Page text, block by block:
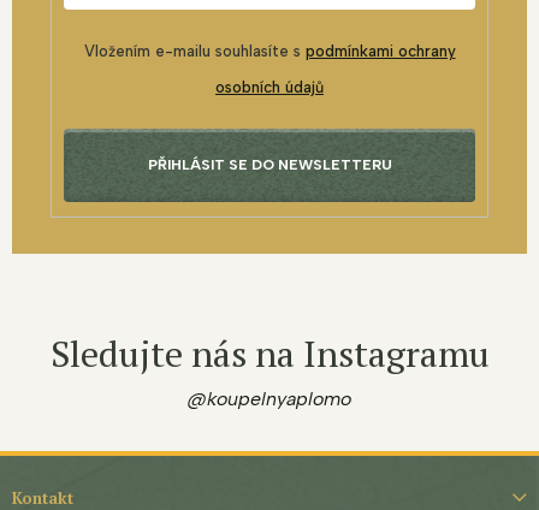
Vložením e-mailu souhlasíte s podmínkami ochrany
osobních údajů
PŘIHLÁSIT SE DO NEWSLETTERU
Sledujte nás na Instagramu
@koupelnyaplomo
Z
Kontakt